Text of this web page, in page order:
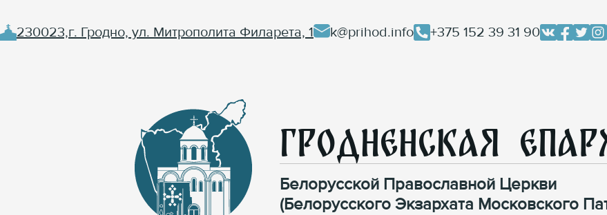
230023,г. Гродно, ул. Митрополита Филарета, 1 k@prihod.info +375 152 39 31 90
Гродненская
Белорусской Православной Церкви
(Белорусского Экзархата Московского